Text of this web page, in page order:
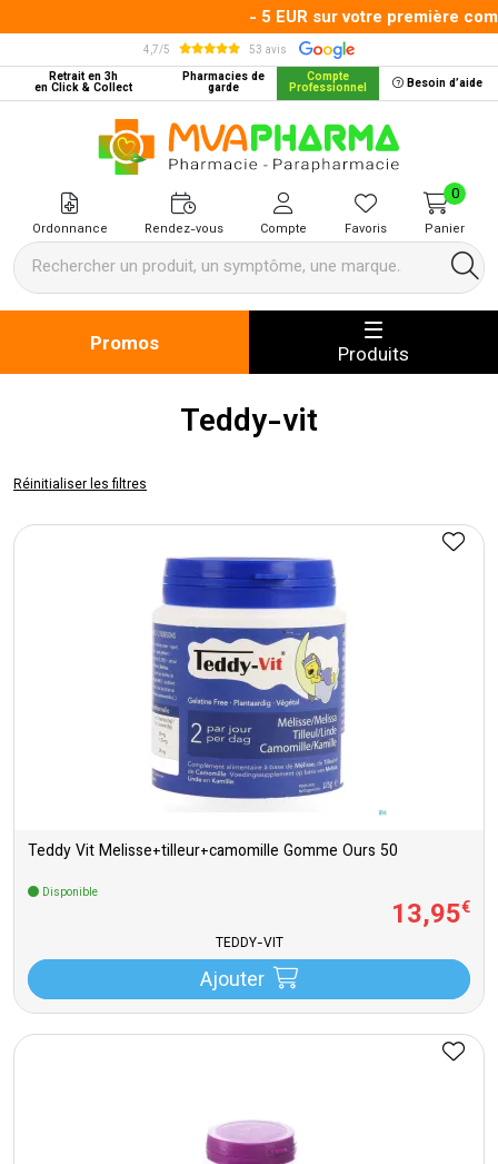
- 5 EUR sur votre première
4,7/5
53 avis
Retrait en 3h
en Click & Collect
Pharmacies de
garde
Compte
Professionnel Besoin d’aide
MVA Pharma Votre pharmacie
Ordonnance Rendez-vous Compte Favoris Panier
0
Promos Produits
Teddy-vit
Réinitialiser les filtres
Teddy Vit Melisse+tilleur+camomille Gomme Ours 50
Disponible
13,95€
TEDDY-VIT
Ajouter